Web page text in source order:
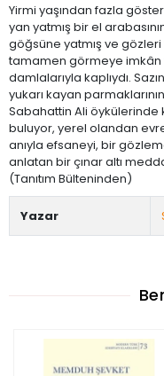
Yirmi yaşından fazla
yan yatmış bir el
göğsüne yatmış ve
tamamen görmeye imkân
damlalarıyla kaplıydı.
yukarı kayan
Sabahattin Ali öykülerinde
buluyor, yerel olandan
anıyla efsaneyi, bir
anlatan bir çınar altı
(Tanıtım Bülteninden)
Yazar